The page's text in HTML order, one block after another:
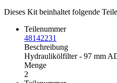
Dieses Kit beinhaltet folgende
Teilenummer
48142231
Beschreibung
Hydraulikölfilter - 97 mm
Menge
2